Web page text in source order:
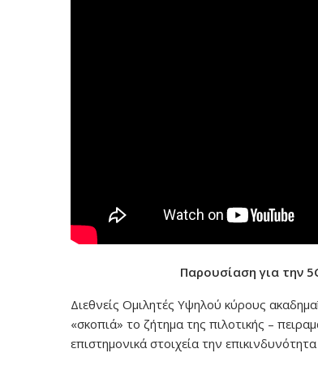
Παρουσίαση για την
Διεθνείς Ομιλητές Υψηλού κύρους
«σκοπιά» το ζήτημα της πιλοτικής –
επιστημονικά στοιχεία την